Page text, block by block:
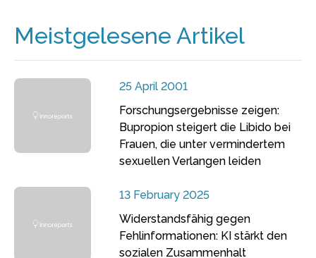
Meistgelesene Artikel
25 April 2001
Forschungsergebnisse zeigen:
Bupropion steigert die Libido bei
Frauen, die unter vermindertem
sexuellen Verlangen leiden
13 February 2025
Widerstandsfähig gegen
Fehlinformationen: KI stärkt den
sozialen Zusammenhalt